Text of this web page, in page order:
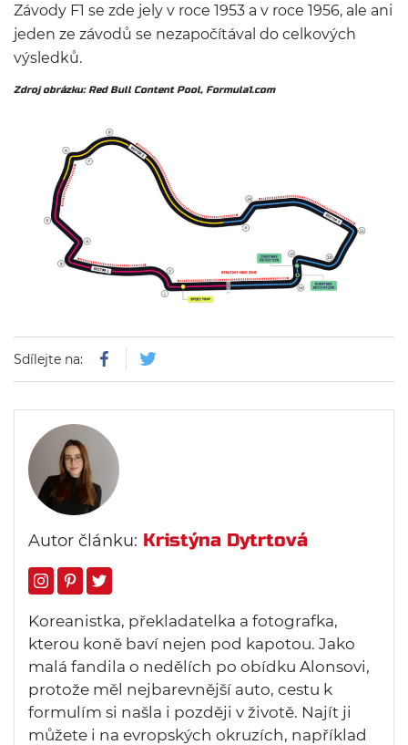
Závody F1 se zde jely v roce 1953 a v roce 1956, ale ani
jeden ze závodů se nezapočítával do celkových
výsledků.
Zdroj obrázku: Red Bull Content Pool, Formula1.com
Sdílejte na:
Autor článku: Kristýna Dytrtová
Koreanistka, překladatelka a fotografka,
kterou koně baví nejen pod kapotou. Jako
malá fandila o nedělích po obídku Alonsovi,
protože měl nejbarevnější auto, cestu k
formulím si našla i později v životě. Najít ji
můžete i na evropských okruzích, například